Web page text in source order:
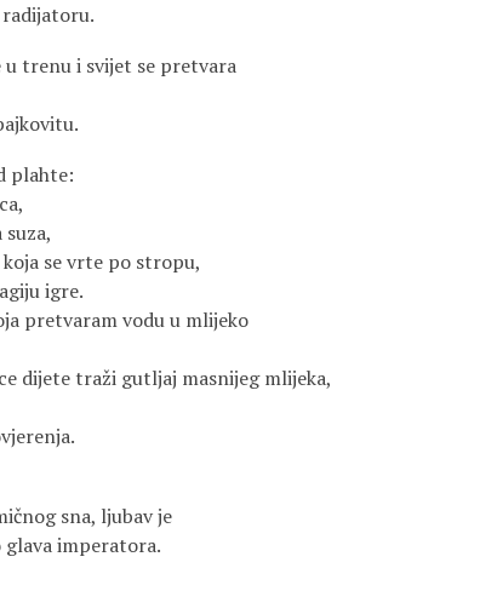
radijatoru.
u trenu i svijet se pretvara
plahte:
koja se vrte po stropu,
igre.
pretvaram vodu u mlijeko
dijete traži gutljaj masnijeg mlijeka,
sna, ljubav je
imperatora.